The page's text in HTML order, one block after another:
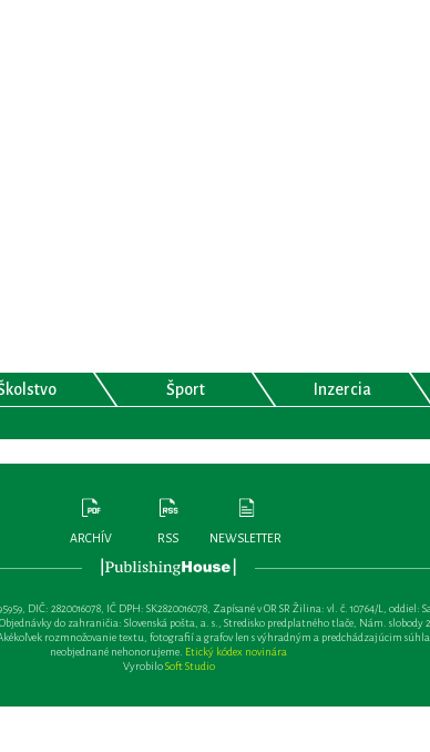
Šport Inzercia
ARCHÍV RSS NEWSLETTER
DIČ: 2820016078, IČ DPH: SK2820016078, Zapísané v OR SR Žilina: vl. č. 10764/L, oddiel:
do zahraničia: Slovenská pošta, a. s., Stredisko predplatného tlače, Nám. slobody
rozmnožovanie textu, fotografií a grafov len s výhradným a predchádzajúcim
neobjednané nehonorujeme. Etický kódex novinára
VyrobiloSoft Studio